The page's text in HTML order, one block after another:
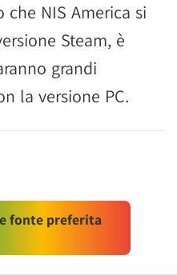
che NIS America si
Steam, è
grandi
la versione PC.
fonte preferita